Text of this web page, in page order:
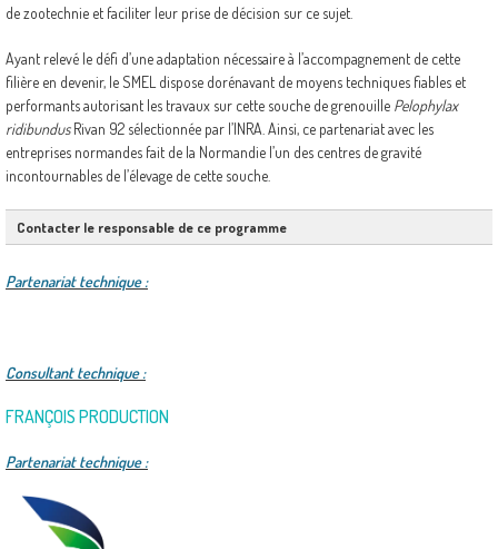
de zootechnie et faciliter leur prise de décision sur ce sujet.
Ayant relevé le défi d’une adaptation nécessaire à l’accompagnement de cette
filière en devenir, le SMEL dispose dorénavant de moyens techniques fiables et
performants autorisant les travaux sur cette souche de grenouille Pelophylax
ridibundusRivan 92 sélectionnée par l’INRA. Ainsi, ce partenariat avec les
entreprises normandes fait de la Normandie l’un des centres de gravité
incontournables de l’élevage de cette souche.
Contacter le responsable de ce programme
Partenariat technique :
Consultant technique :
FRANÇOIS PRODUCTION
Partenariat technique :